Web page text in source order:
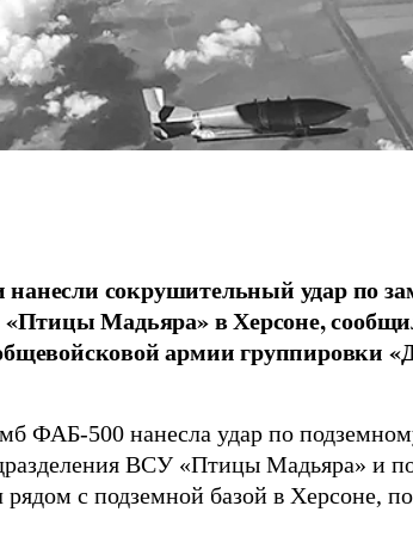
сокрушительный удар по
«Птицы Мадьяра» в Херсоне,
армии группировки
ФАБ-500 нанесла удар по
ВСУ «Птицы Мадьяра» и
с подземной базой в Херсоне,